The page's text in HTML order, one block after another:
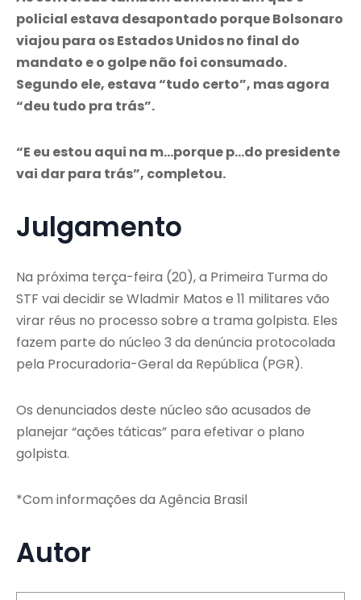
policial estava desapontado porque Bolsonaro
viajou para os Estados Unidos no final do
mandato e o golpe não foi consumado.
Segundo ele, estava “tudo certo”, mas agora
“deu tudo pra trás”.
“E eu estou aqui na m…porque p…do presidente
vai dar para trás”, completou.
Julgamento
Na próxima terça-feira (20), a Primeira Turma do
STF vai decidir se Wladmir Matos e 11 militares vão
virar réus no processo sobre a trama golpista. Eles
fazem parte do núcleo 3 da denúncia protocolada
pela Procuradoria-Geral da República (PGR).
Os denunciados deste núcleo são acusados de
planejar “ações táticas” para efetivar o plano
golpista.
*Com informações da Agência Brasil
Autor